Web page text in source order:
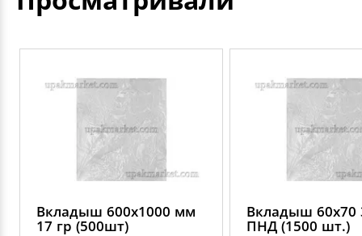
Вкладыш 600х1000 мм
17 гр (500шт)
Вкладыш 60х70
ПНД (1500 шт.)